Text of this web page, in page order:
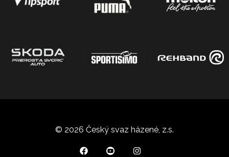
© 2026 Český svaz házené, z.s.